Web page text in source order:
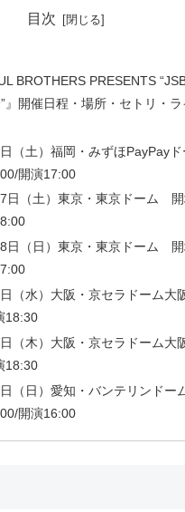
目次
BROTHERS PRESENTS
』開催日程・場所・セトリ・ラ
（土）福岡・みずほPayPayド
開演17:00
日（土）東京・東京ドーム
日（日）東京・東京ドーム
（水）大阪・京セラドーム
18:30
（木）大阪・京セラドーム
18:30
（日）愛知・バンテリンドー
開演16:00